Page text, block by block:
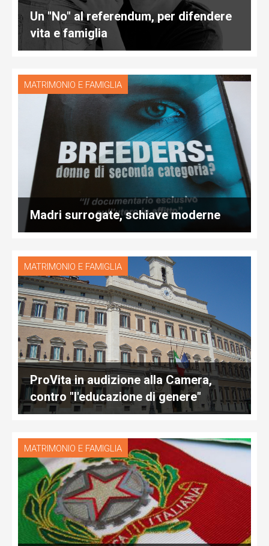
Un "No" al referendum, per difendere
vita e famiglia
MATRIMONIO E FAMIGLIA
Madri surrogate, schiave moderne
MATRIMONIO E FAMIGLIA
ProVita in audizione alla Camera,
contro "l'educazione di genere"
MATRIMONIO E FAMIGLIA